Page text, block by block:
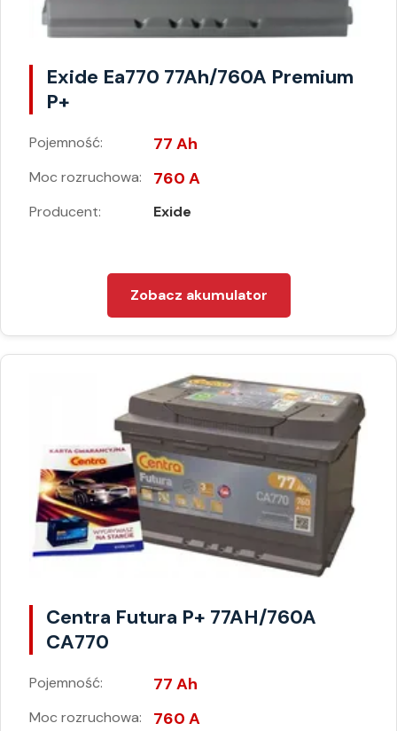
Exide Ea770 77Ah/760A Premium
P+
Pojemność: 77 Ah
Moc rozruchowa: 760 A
Producent: Exide
Zobacz akumulator
Centra Futura P+ 77AH/760A
CA770
Pojemność: 77 Ah
Moc rozruchowa: 760 A